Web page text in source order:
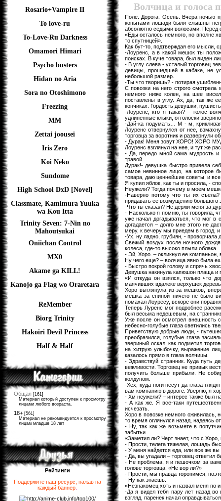
Rosario+Vampire II
To love-ru
To-Love-Ru Darkness
Omamori Himari
Psycho busters
Hidan no Aria
Sora no Otoshimono
Freezing
ММ
Zettai joousei
Iris Zero
Koi Neko
Sundome
High School DxD [Novel]
Classmate, Kamimura Yuuka
wa Kou Itta
Trinity Seven: 7-Nin no
Mahoutsukai
Oniichan Control
MX0
Akame ga KILL!
Kanojo ga Flag wo Oraretara
ReMember
Biorg Trinity
Hakoiri Devil Princess
Half & Half
Общая [161]
Материал который доступен к просмотру
лицами любого возраста.
18+ [561]
Материал не рекомендуется к просмотру
лицам младше 18 лет
Рейтинги
Поддержите наш ресурс, нажав на
каждый баннер
Волчица и голоса
Поле. Дорога. Осень. Вчера ночью
копытами лошади были слышны
абсолютно седыми волосами. Перед
«Еды осталось немного, но вполне
то спутницей».
Как бут-то, подтверждая его мысли,
-Лоуренс, а в какой мешок ты
поисках. В куче товара, был виден
- В углу слева - усталый торговец
девицы, прошедшей в кабаке, не
небольшой размер.
-Ты что творишь? - потирая
С повозки на него строго
немного ниже колен, на шее
поставлены в углу. Ах, да, так же
кончиках. Гордость девушки,
-Лоуренс, кто я такая? – голос
удлиненные клыки, отголоски
-Дай-ка подумать… М - м,
Лоуренс отвернулся от нее,
торговца за воротник и развернули
- Дурак! Меня зовут ХОРО! ХОРО
Лоуренс взглянул на нее, и тут же
- Да, передо мной сама мудрость и
травой.
Дурак!- девушка быстро привела
самое невинное лицо, на которое
товара, даю ценнейшие советы, и
Я купил яблок, как ты и просила, -
Неужели? Тогда почему в моем
-Наверно потому что ты их
придавать ее возмущению большого
-Что ты сказал? Не держи меня за
- Насколько я помню, ты говорила,
уже начал догадываться, что мог в
догадается – долго мне этого не
меру, к вечеру мы приедем в город, и
-Ух, ну ладно, грубиян, - проворчала
Свежий воздух после ночного
колеса, где-то высоко плыли облака.
- Эй, Хоро. – окликнул ее компаньон,
Ну чего еще? – волчица явно была
- Быстро покрой голову и спрячь
Девушка накинула капюшон плаща и
«И откуда он взялся, только что
маячивших вдалеке верхушек
Хоро выглянула из-за мешков,
мешка за спиной ничего не было
помахал Лоуресу, вскоре они
Теперь Луренс мог подробнее
был весьма недешевым, на
Уже после он осмотрел внешность
небесно-голубые глаза светились
Приветствую добрые люди, -
преобразился, голубые глаза
звериный оскал, как подметил
на хитрую улыбочку, выражение
казалось прямо в глаза волчицы.
- Здравствуй странник. Куда путь
вежливости. Торговец не привык
получить больше прибыли. Не
колдуном.
-Хех, куда ноги несут да глаза
вам компанию в дороге. Уверяю, я
- Хм неужели? – интерес также был
- А как же. Я все-таки
исчезать.
Хоро в повозке немного оживилась,
то время оглянулся назад, надеясь
- Ну, так как же возьмете в
забытьи.
«Заметил ли? Черт знает, что с
- Прости, телега тяжелая, лошадь
- У меня найдется еда, или все же
- Да, вы угадали – торговец ответил
- Не проблема, я и пешочком за
голове торговца. «Не вор ли?»
- Прости, мы правда торопимся,
- Ну как знаешь.
«Незнакомец хоть и назвал меня по
-Да я видел тебя пару лет назад во
взгляд, паренек начал